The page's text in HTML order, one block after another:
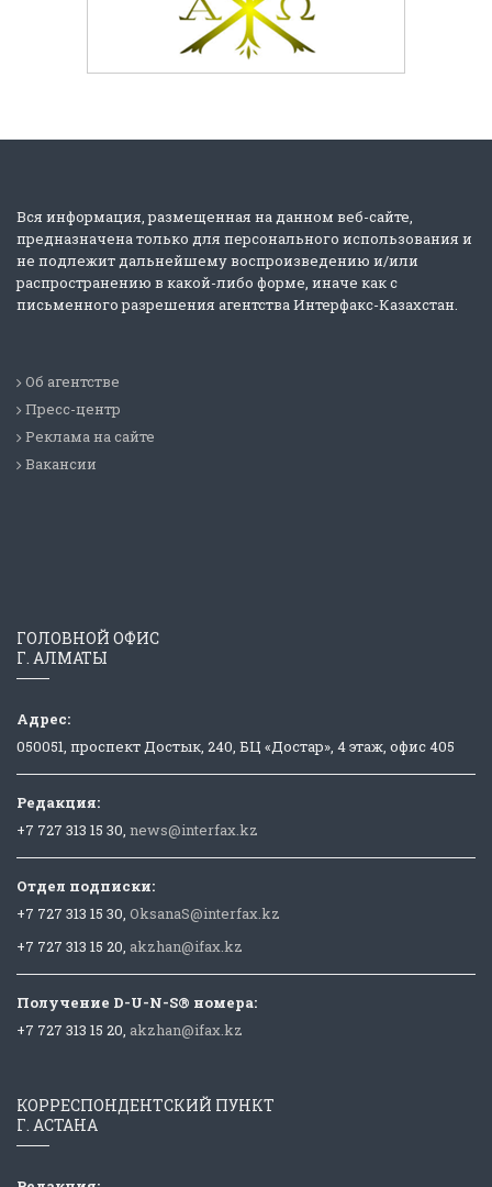
Вся информация, размещенная на данном веб-сайте,
предназначена только для персонального использования и
не подлежит дальнейшему воспроизведению и/или
распространению в какой-либо форме, иначе как с
письменного разрешения агентства Интерфакс-Казахстан.
Об агентстве
Пресс-центр
Реклама на сайте
Вакансии
ГОЛОВНОЙ ОФИС
Г. АЛМАТЫ
Адрес:
050051, проспект Достык, 240, БЦ «Достар», 4 этаж, офис 405
Редакция:
+7 727 313 15 30, news@interfax.kz
Отдел подписки:
+7 727 313 15 30, OksanaS@interfax.kz
+7 727 313 15 20, akzhan@ifax.kz
Получение D-U-N-S® номера:
+7 727 313 15 20, akzhan@ifax.kz
КОРРЕСПОНДЕНТСКИЙ ПУНКТ
Г. АСТАНА